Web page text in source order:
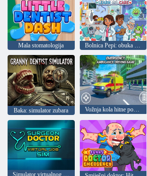
Mala stomatologija Bolnica Pepi: obuka i njega
Baka: simulator zubara Vožnja kola hitne pomoći